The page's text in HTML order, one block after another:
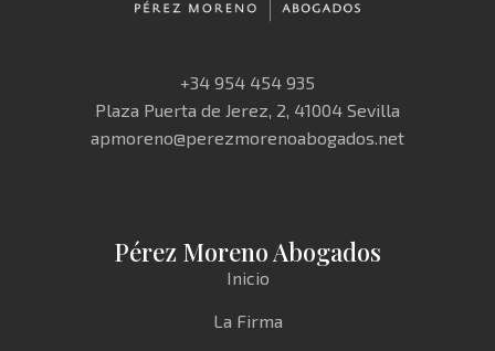
+34 954 454 935
Plaza Puerta de Jerez, 2, 41004 Sevilla
apmoreno@perezmorenoabogados.net
Pérez Moreno Abogados
Inicio
La Firma